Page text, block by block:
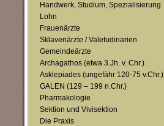
Handwerk, Studium, Spezialisierung
Lohn
Frauenärzte
Sklavenärzte / Valetudinarien
Gemeindeärzte
Archagathos (etwa 3.Jh. v. Chr.)
Asklepiades (ungefähr 120-75 v.Chr.)
GALEN (129 – 199 n.Chr.)
Pharmakologie
Sektion und Vivisektion
Die Praxis